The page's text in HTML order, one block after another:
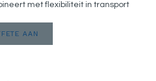
met flexibiliteit in transport
AAN